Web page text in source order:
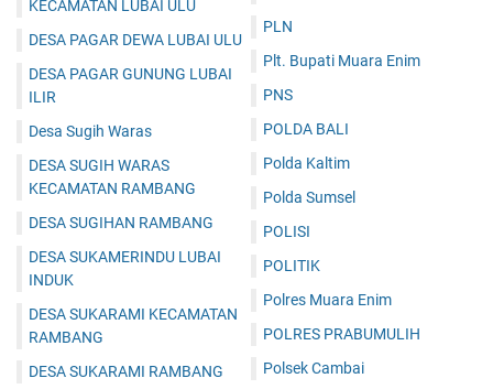
KECAMATAN LUBAI ULU
DESA PAGAR DEWA LUBAI ULU
DESA PAGAR GUNUNG LUBAI
ILIR
Desa Sugih Waras
DESA SUGIH WARAS
KECAMATAN RAMBANG
DESA SUGIHAN RAMBANG
DESA SUKAMERINDU LUBAI
INDUK
DESA SUKARAMI KECAMATAN
RAMBANG
DESA SUKARAMI RAMBANG
PLN
Plt. Bupati Muara Enim
PNS
POLDA BALI
Polda Kaltim
Polda Sumsel
POLISI
POLITIK
Polres Muara Enim
POLRES PRABUMULIH
Polsek Cambai